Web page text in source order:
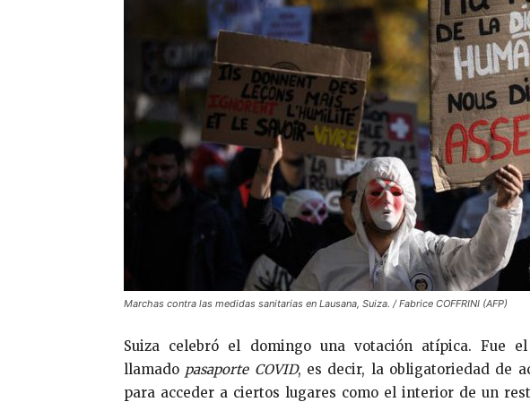
Marchas contra las medidas sanitarias en Lausana, Suiza. / Fabrice COFFRINI (AFP)
Suiza celebró el domingo una votación atípica. Fue
llamado pasaporte COVID, es decir, la obligatoriedad de
para acceder a ciertos lugares como el interior de un